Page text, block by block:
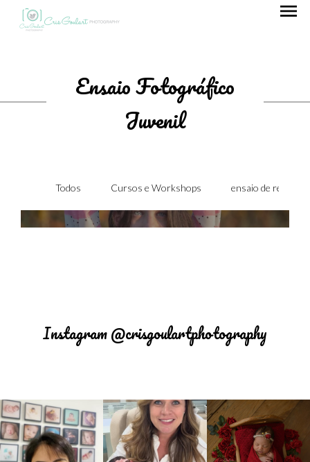
menu
Ensaio Fotográfico
Juvenil
Todos Cursos e Workshops ensaio de recém-
Instagram @crisgoulartphotography